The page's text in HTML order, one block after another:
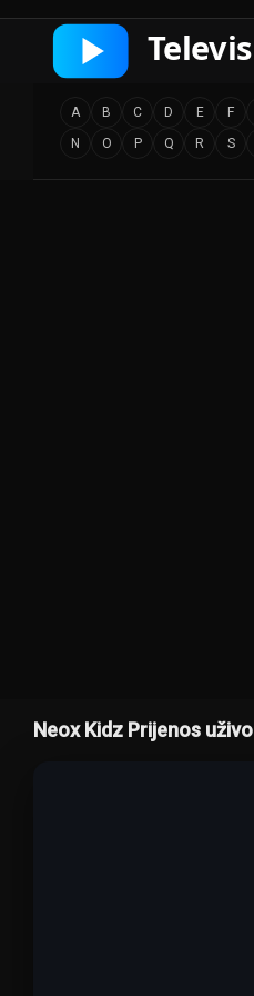
A B C D E F
N
O P Q R S
Neox Kidz Prijenos uživo